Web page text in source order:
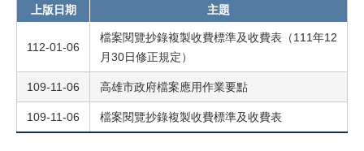
上版日期 主題
112-01-06
檔案閱覽抄錄複製收費標準及收費表（111年12
月30日修正規定）
109-11-06 高雄市政府檔案應用作業要點
109-11-06 檔案閱覽抄錄複製收費標準及收費表